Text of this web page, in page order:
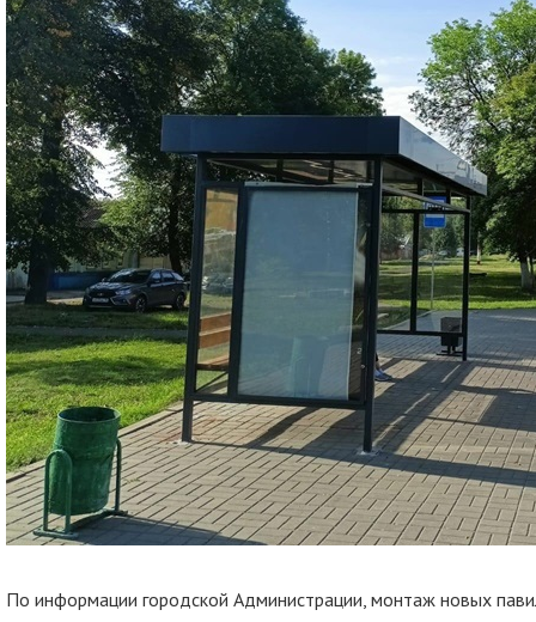
По информации городской Администрации, монтаж новых